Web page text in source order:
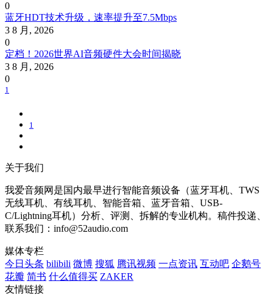
0
蓝牙HDT技术升级，速率提升至7.5Mbps
3 8 月, 2026
0
定档！2026世界AI音频硬件大会时间揭晓
3 8 月, 2026
0
1
1
关于我们
我爱音频网是国内最早进行智能音频设备（蓝牙耳机、TWS
无线耳机、有线耳机、智能音箱、蓝牙音箱、USB-
C/Lightning耳机）分析、评测、拆解的专业机构。稿件投递、
联系我们：info@52audio.com
媒体专栏
今日头条 bilibili 微博 搜狐 腾讯视频 一点资讯 互动吧 企鹅号
花瓣 简书 什么值得买 ZAKER
友情链接